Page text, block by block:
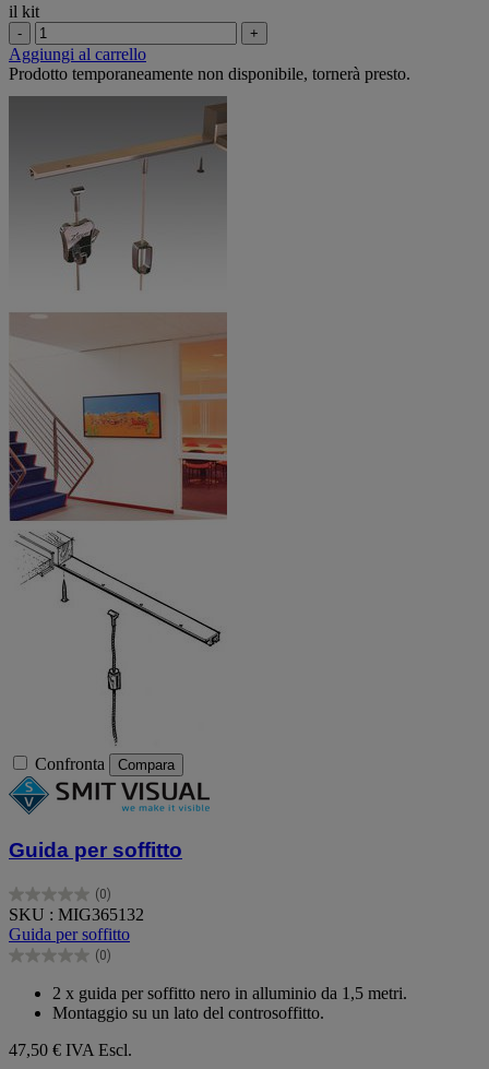
il kit
- +
Aggiungi al carrello
Prodotto temporaneamente non disponibile, tornerà presto.
Confronta Compara
Guida per soffitto
(0)
0.0
su
5
stelle.
SKU : MIG365132
Guida per soffitto
(0)
0.0
2 x guida per soffitto nero in alluminio da 1,5 metri.
Montaggio su un lato del controsoffitto.
47,50 € IVA Escl.